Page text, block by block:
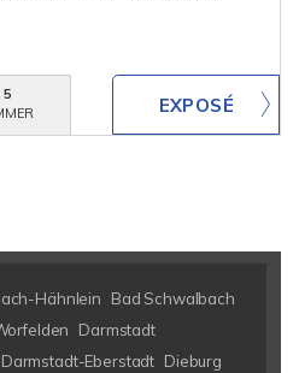
5
Hähnlein
Bad Schwalbach
Darmstadt
Darmstadt-Eberstadt Dieburg